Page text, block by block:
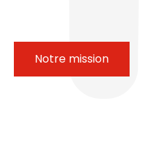
Notre mission